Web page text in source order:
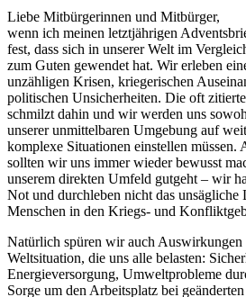
Liebe Mitbürgerinnen und Mitbürger,
wenn ich meinen letztjährigen
fest, dass sich in unserer Welt im
zum Guten gewendet hat. Wir erleben
unzähligen Krisen, kriegerischen
politischen Unsicherheiten. Die oft
schmilzt dahin und wir werden uns
unserer unmittelbaren Umgebung auf
komplexe Situationen einstellen müssen.
sollten wir uns immer wieder bewusst
unserem direkten Umfeld gutgeht – wir
Not und durchleben nicht das
Menschen in den Kriegs- und
Natürlich spüren wir auch Auswirkungen
Weltsituation, die uns alle belasten:
Energieversorgung, Umweltprobleme
Sorge um den Arbeitsplatz bei